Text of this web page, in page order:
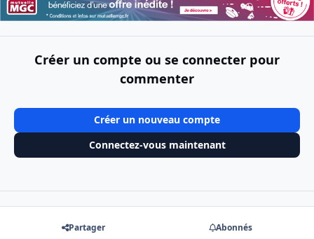
Créer un compte ou se connecter pour
commenter
Créer un nouveau compte
Connectez-vous maintenant
Partager Abonnés